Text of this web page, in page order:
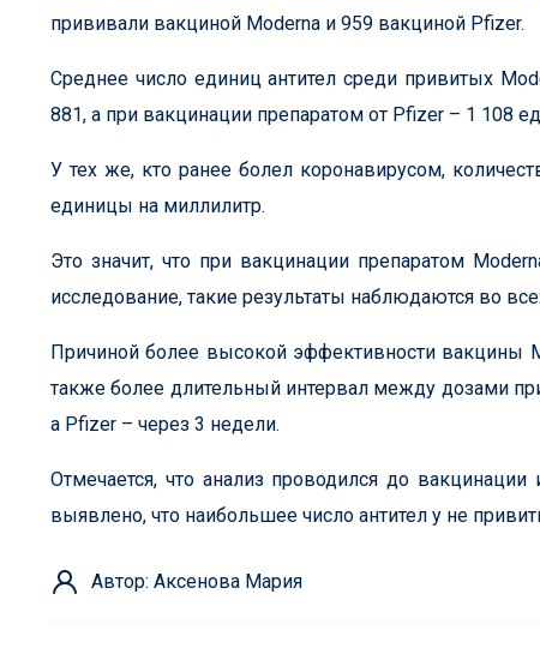
прививали вакциной Moderna и 959 вакциной Pfizer.
Среднее число единиц антител среди привитых
881, а при вакцинации препаратом от Pfizer – 1 108
У тех же, кто ранее болел коронавирусом,
единицы на миллилитр.
Это значит, что при вакцинации препаратом
исследование, такие результаты наблюдаются во
Причиной более высокой эффективности вакцины
также более длительный интервал между дозами
а Pfizer – через 3 недели.
Отмечается, что анализ проводился до
выявлено, что наибольшее число антител у не
Автор: Аксенова Мария